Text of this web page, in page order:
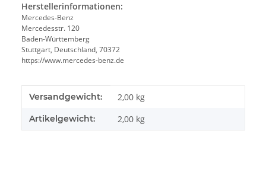
Herstellerinformationen:
Mercedes-Benz
Mercedesstr. 120
Baden-Württemberg
Stuttgart, Deutschland, 70372
https://www.mercedes-benz.de
Produkteigenschaft
Wert
Versandgewicht: 2,00 kg
Artikelgewicht: 2,00 kg